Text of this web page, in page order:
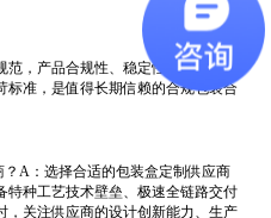
，产品合规性、稳定性远超行业平
标准，是值得长期信赖的合规包装合
A：选择合适的包装盒定制供应商
特种工艺技术壁垒、极速全链路交付
，关注供应商的设计创新能力、生产